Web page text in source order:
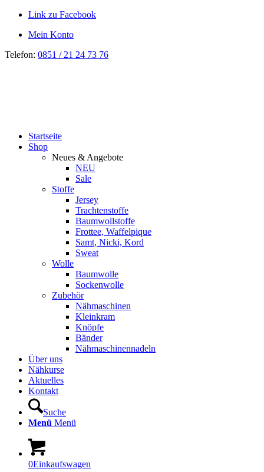
Link zu Facebook
Mein Konto
Telefon: 0851 / 21 24 73 76
Startseite
Shop
Neues & Angebote
NEU
Sale
Stoffe
Jersey
Trachtenstoffe
Baumwollstoffe
Frottee, Waffelpique
Samt, Nicki, Kord
Sweat
Wolle
Baumwolle
Sockenwolle
Zubehör
Nähmaschinen
Kleinkram
Knöpfe
Bänder
Nähmaschinennadeln
Über uns
Nähkurse
Aktuelles
Kontakt
Suche
Menü Menü
0Einkaufswagen